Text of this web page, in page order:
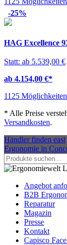
-25%
HAG Excellence
Statt: ab 5.539,00 €
ab 4.154,00 €*
1125 Möglichkeiten
* Alle Preise
Versandkosten.
Händler finden east
Ergonomie in
Angebot
B2B
Reparatur
Magazin
Presse
Kontakt
Capisco